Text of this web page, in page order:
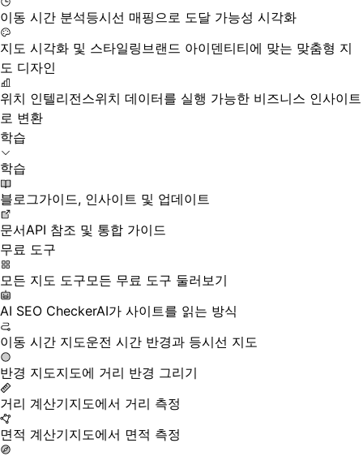
이동 시간 분석등시선 매핑으로 도달 가능성 시각화
지도 시각화 및 스타일링브랜드 아이덴티티에 맞는 맞춤형 지
도 디자인
위치 인텔리전스위치 데이터를 실행 가능한 비즈니스 인사이트
로 변환
학습
학습
블로그가이드, 인사이트 및 업데이트
문서API 참조 및 통합 가이드
무료 도구
모든 지도 도구모든 무료 도구 둘러보기
AI SEO CheckerAI가 사이트를 읽는 방식
이동 시간 지도운전 시간 반경과 등시선 지도
반경 지도지도에 거리 반경 그리기
거리 계산기지도에서 거리 측정
면적 계산기지도에서 면적 측정